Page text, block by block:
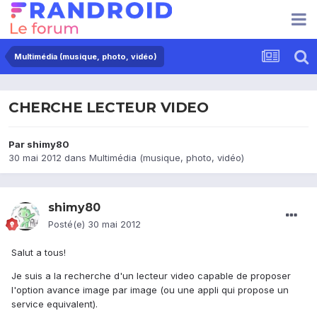
Multimédia (musique, photo, vidéo)
CHERCHE LECTEUR VIDEO
Par shimy80
30 mai 2012 dans Multimédia (musique, photo, vidéo)
shimy80
Posté(e) 30 mai 2012
Salut a tous!
Je suis a la recherche d'un lecteur video capable de proposer
l'option avance image par image (ou une appli qui propose un
service equivalent).